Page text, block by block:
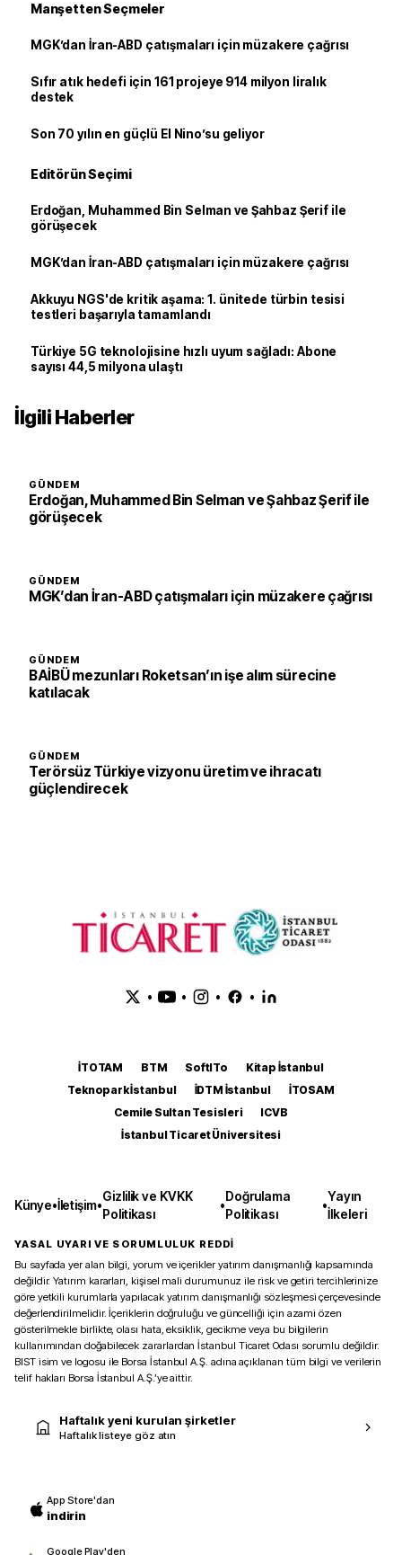
Manşetten Seçmeler
MGK’dan İran-ABD çatışmaları için müzakere çağrısı
Sıfır atık hedefi için 161 projeye 914 milyon liralık
destek
Son 70 yılın en güçlü El Nino’su geliyor
Editörün Seçimi
Erdoğan, Muhammed Bin Selman ve Şahbaz Şerif ile
görüşecek
MGK’dan İran-ABD çatışmaları için müzakere çağrısı
Akkuyu NGS'de kritik aşama: 1. ünitede türbin tesisi
testleri başarıyla tamamlandı
Türkiye 5G teknolojisine hızlı uyum sağladı: Abone
sayısı 44,5 milyona ulaştı
İlgili Haberler
GÜNDEM
Erdoğan, Muhammed Bin Selman ve Şahbaz Şerif ile
görüşecek
GÜNDEM
MGK’dan İran-ABD çatışmaları için müzakere çağrısı
GÜNDEM
BAİBÜ mezunları Roketsan’ın işe alım sürecine
katılacak
GÜNDEM
Terörsüz Türkiye vizyonu üretim ve ihracatı
güçlendirecek
• • • •
İTOTAM BTM SoftITo
Kitap İstanbul
Teknopark İstanbul
İDTM İstanbul
İTOSAM
Cemile Sultan Tesisleri
ICVB
İstanbul Ticaret Üniversitesi
Künye•İletişim•
Gizlilik ve KVKK
Politikası
•
Doğrulama
Politikası
•
Yayın
İlkeleri
YASAL UYARI VE SORUMLULUK REDDİ
Bu sayfada yer alan bilgi, yorum ve içerikler yatırım danışmanlığı kapsamında
değildir. Yatırım kararları, kişisel mali durumunuz ile risk ve getiri tercihlerinize
göre yetkili kurumlarla yapılacak yatırım danışmanlığı sözleşmesi çerçevesinde
değerlendirilmelidir. İçeriklerin doğruluğu ve güncelliği için azami özen
gösterilmekle birlikte, olası hata, eksiklik, gecikme veya bu bilgilerin
kullanımından doğabilecek zararlardan İstanbul Ticaret Odası sorumlu değildir.
BIST isim ve logosu ile Borsa İstanbul A.Ş. adına açıklanan tüm bilgi ve verilerin
telif hakları Borsa İstanbul A.Ş.’ye aittir.
Haftalık yeni kurulan şirketler
Haftalık listeye göz atın
App Store'dan
indirin
Google Play'den